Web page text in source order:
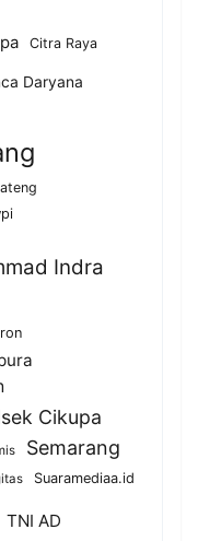
Citra Raya
Daryana
Indra
Cikupa
Semarang
Suaramediaa.id
TNI AD